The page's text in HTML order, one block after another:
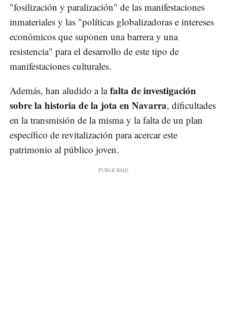
"fosilización y paralización" de las manifestaciones
inmateriales y las "políticas globalizadoras e intereses
económicos que suponen una barrera y una
resistencia" para el desarrollo de este tipo de
manifestaciones culturales.
Además, han aludido a lafalta de investigación
sobre la historia de la jota en Navarra, dificultades
en la transmisión de la misma y la falta de un plan
específico de revitalización para acercar este
patrimonio al público joven.